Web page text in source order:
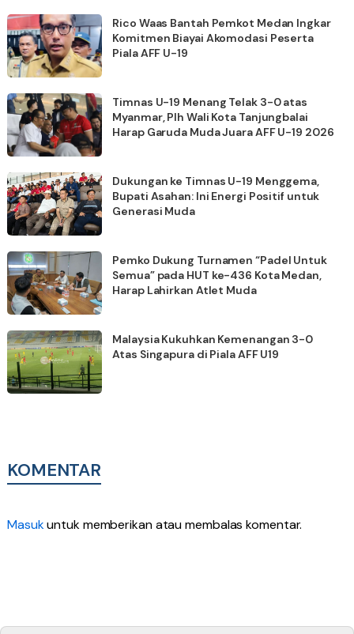
Rico Waas Bantah Pemkot Medan Ingkar
Komitmen Biayai Akomodasi Peserta
Piala AFF U-19
Timnas U-19 Menang Telak 3-0 atas
Myanmar, Plh Wali Kota Tanjungbalai
Harap Garuda Muda Juara AFF U-19 2026
Dukungan ke Timnas U-19 Menggema,
Bupati Asahan: Ini Energi Positif untuk
Generasi Muda
Pemko Dukung Turnamen “Padel Untuk
Semua” pada HUT ke-436 Kota Medan,
Harap Lahirkan Atlet Muda
Malaysia Kukuhkan Kemenangan 3-0
Atas Singapura di Piala AFF U19
KOMENTAR
Masukuntuk memberikan atau membalas komentar.